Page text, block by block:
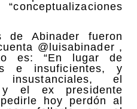
de Abinader fueron
@luisabinader ,
es: “En lugar de
e insuficientes, y
insustanciales, el
y el ex presidente
hoy perdón al